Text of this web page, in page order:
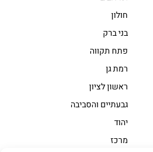
חולון
בני ברק
פתח תקווה
רמת גן
ראשון לציון
גבעתיים והסביבה
יהוד
מרכז